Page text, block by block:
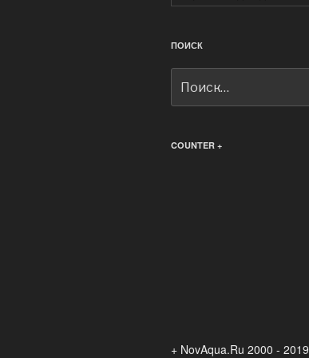
ПОИСК
COUNTER +
+ NovAqua.Ru 2000 - 2019